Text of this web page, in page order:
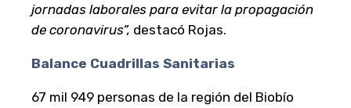
jornadas laborales para evitar la propagación
de coronavirus”, destacó Rojas.
Balance Cuadrillas Sanitarias
67 mil 949 personas de la región del Biobío